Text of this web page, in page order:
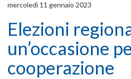
mercoledì 11 gennaio 2023
Elezioni
un’occasione
cooperazione